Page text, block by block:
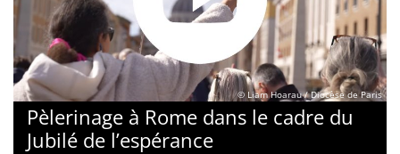
© Liam Hoarau / Diocèse de Paris
Pèlerinage à Rome dans le cadre du
Jubilé de l’espérance